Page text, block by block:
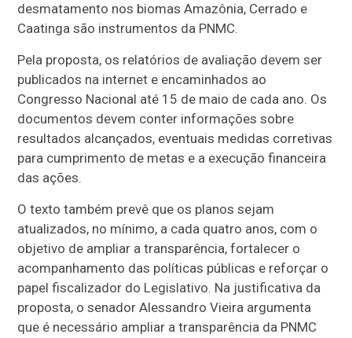
desmatamento nos biomas Amazônia, Cerrado e
Caatinga são instrumentos da PNMC.
Pela proposta, os relatórios de avaliação devem ser
publicados na internet e encaminhados ao
Congresso Nacional até 15 de maio de cada ano. Os
documentos devem conter informações sobre
resultados alcançados, eventuais medidas corretivas
para cumprimento de metas e a execução financeira
das ações.
O texto também prevê que os planos sejam
atualizados, no mínimo, a cada quatro anos, com o
objetivo de ampliar a transparência, fortalecer o
acompanhamento das políticas públicas e reforçar o
papel fiscalizador do Legislativo. Na justificativa da
proposta, o senador Alessandro Vieira argumenta
que é necessário ampliar a transparência da PNMC